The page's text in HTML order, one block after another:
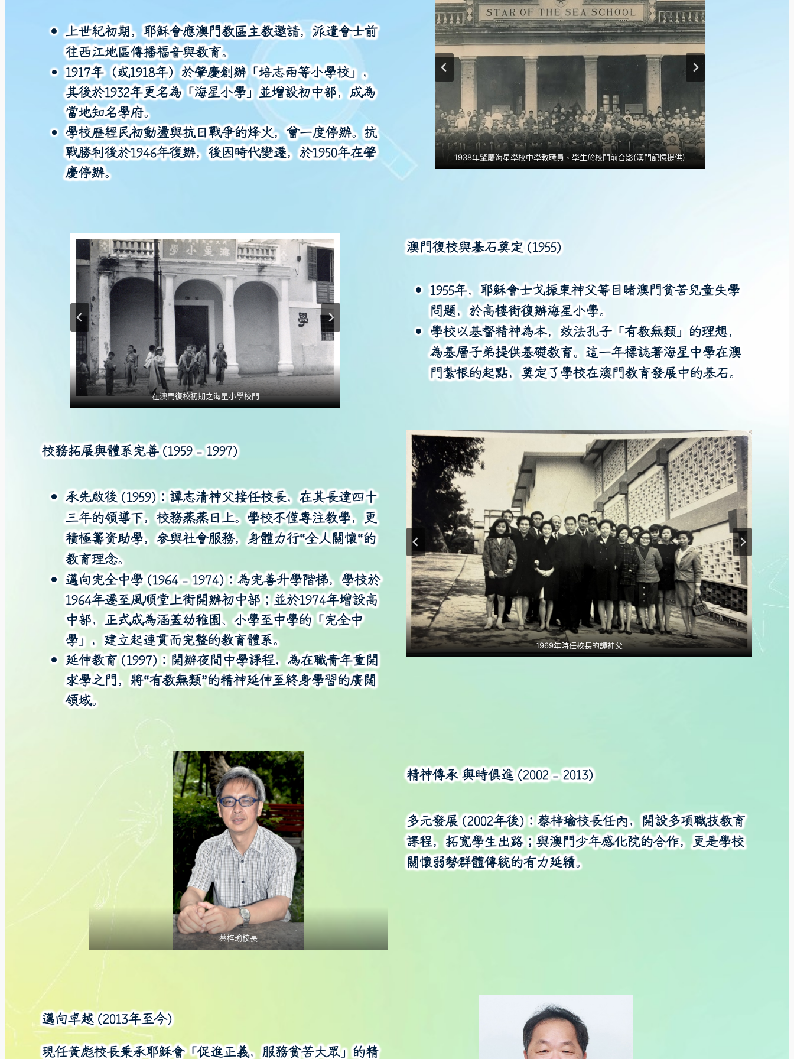
上世紀初期，耶穌會應澳門教區主教邀請，派遣會士前
往西江地區傳播福音與教育。
1917年（或1918年）於肇慶創辦「培志兩等小學校」，
其後於1932年更名為「海星小學」並增設初中部，成為
當地知名學府。
學校歷經民初動盪與抗日戰爭的烽火，曾一度停辦。抗
戰勝利後於1946年復辦，後因時代變遷，於1950年在肇
慶停辦。
1938年海星中學
1938年肇慶海星學校中學教職員、學生於校門前合影(澳門記憶提供)
戈振東神父
在澳門復校初期之海星小學校門
1950年代海星小學在校園內舉行校慶彌撒
建校初期高樓街校園
本校小學生列隊並揮舞校旗
小學師生在高樓街校園內留影
小學生在高樓街舊校園建築下玩耍
海星小學全體學生在大三巴前留影(年代不確定)
澳門復校與基石奠定 (1955)
1955年，耶穌會士戈振東神父等目睹澳門貧苦兒童失學
問題，於高樓街復辦海星小學。
學校以基督精神為本，效法孔子「有教無類」的理想，
為基層子弟提供基礎教育。這一年標誌著海星中學在澳
門紮根的起點，奠定了學校在澳門教育發展中的基石。
校務拓展與體系完善 (1959 – 1997)
承先啟後 (1959)：譚志清神父接任校長，在其長達四十
三年的領導下，校務蒸蒸日上。學校不僅專注教學，更
積極籌資助學，參與社會服務，身體力行“全人關懷“的
教育理念。
邁向完全中學(1964 – 1974)：為完善升學階梯，學校於
1964年遷至風順堂上街開辦初中部；並於1974年增設高
中部，正式成為涵蓋幼稚園、小學至中學的「完全中
學」，建立起連貫而完整的教育體系。
延伸教育 (1997)：開辦夜間中學課程，為在職青年重開
求學之門，將“有教無類”的精神延伸至終身學習的廣闊
領域。
譚志清神父
1969年時任校長的譚神父
1960年代海星學校初中部校舍
1970年代校長譚志清神父在高樓街舊校園內向技能比賽學生頒獎
1970年代海星中學在風順堂上街中學部的校址外觀
1975年小學部第十九屆畢業照
1985年海星師生在風順堂上街分校為校長譚志清神父慶祝生日
海星中學23周年校慶
1995年5月7日於培聖會籌辦之金禧彌撒後師生留影
海星中學43週年校慶
譚志清神父與一眾老師外出學習交流
蔡梓瑜校長
精神傳承 與時俱進 (2002 – 2013)
多元發展 (2002年後)：蔡梓瑜校長任內，開設多項職技教育
課程，拓寬學生出路；與澳門少年感化院的合作，更是學校
關懷弱勢群體傳統的有力延續。
邁向卓越 (2013年至今)
現任黃彪校長秉承耶穌會「促進正義，服務貧苦大眾」的精